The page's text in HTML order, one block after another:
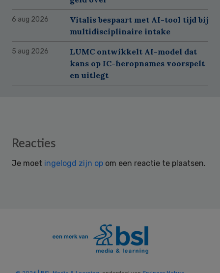
6 aug 2026
Vitalis bespaart met AI-tool tijd bij
multidisciplinaire intake
5 aug 2026
LUMC ontwikkelt AI-model dat
kans op IC-heropnames voorspelt
en uitlegt
Reader
Reacties
Je moet ingelogd zijn op om een reactie te plaatsen.